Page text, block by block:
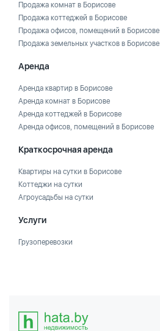
Продажа комнат в Борисове
Продажа коттеджей в Борисове
Продажа офисов, помещений в Борисове
Продажа земельных участков в Борисове
Аренда
Аренда квартир в Борисове
Аренда комнат в Борисове
Аренда коттеджей в Борисове
Аренда офисов, помещений в Борисове
Краткосрочная аренда
Квартиры на сутки в Борисове
Коттеджи на сутки
Агроусадьбы на сутки
Услуги
Грузоперевозки